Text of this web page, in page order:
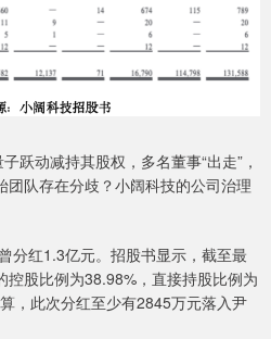
跃动减持其股权，多名董事“出走”，
队存在分歧？小阔科技的公司治理
分红1.3亿元。招股书显示，截至最
控股比例为38.98%，直接持股比例为
，此次分红至少有2845万元落入尹